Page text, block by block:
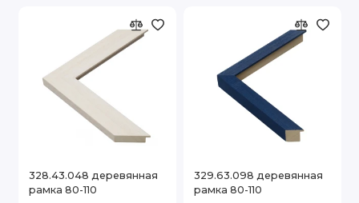
328.43.048 деревянная
рамка 80-110
329.63.098 деревянная
рамка 80-110